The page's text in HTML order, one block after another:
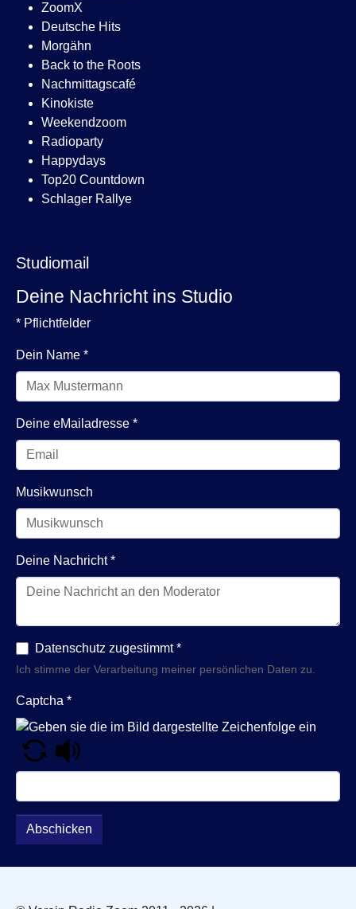
ZoomX
Deutsche Hits
Morgähn
Back to the Roots
Nachmittagscafé
Kinokiste
Weekendzoom
Radioparty
Happydays
Top20 Countdown
Schlager Rallye
Studiomail
Deine Nachricht ins Studio
* Pflichtfelder
Dein Name *
Deine eMailadresse *
Musikwunsch
Deine Nachricht*
Datenschutz zugestimmt*
Ich stimme der Verarbeitung meiner persönlichen Daten zu.
Captcha *
Abschicken